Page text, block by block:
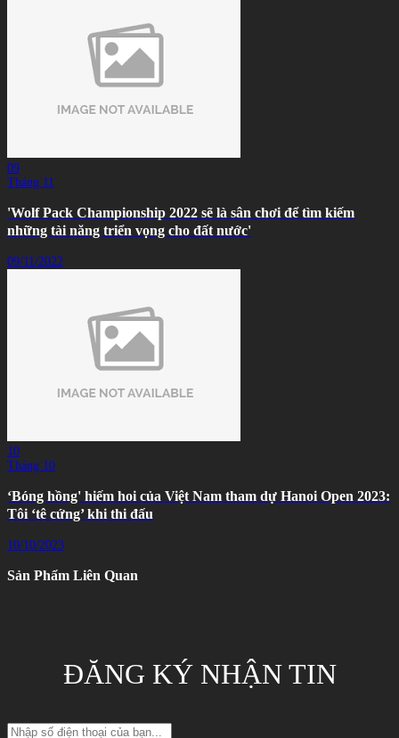
09
Tháng 11
'Wolf Pack Championship 2022 sẽ là sân chơi để tìm kiếm
những tài năng triển vọng cho đất nước'
09/11/2022
10
Tháng 10
‘Bóng hồng' hiếm hoi của Việt Nam tham dự Hanoi Open 2023:
Tôi ‘tê cứng’ khi thi đấu
10/10/2023
Sản Phẩm Liên Quan
ĐĂNG KÝ NHẬN TIN